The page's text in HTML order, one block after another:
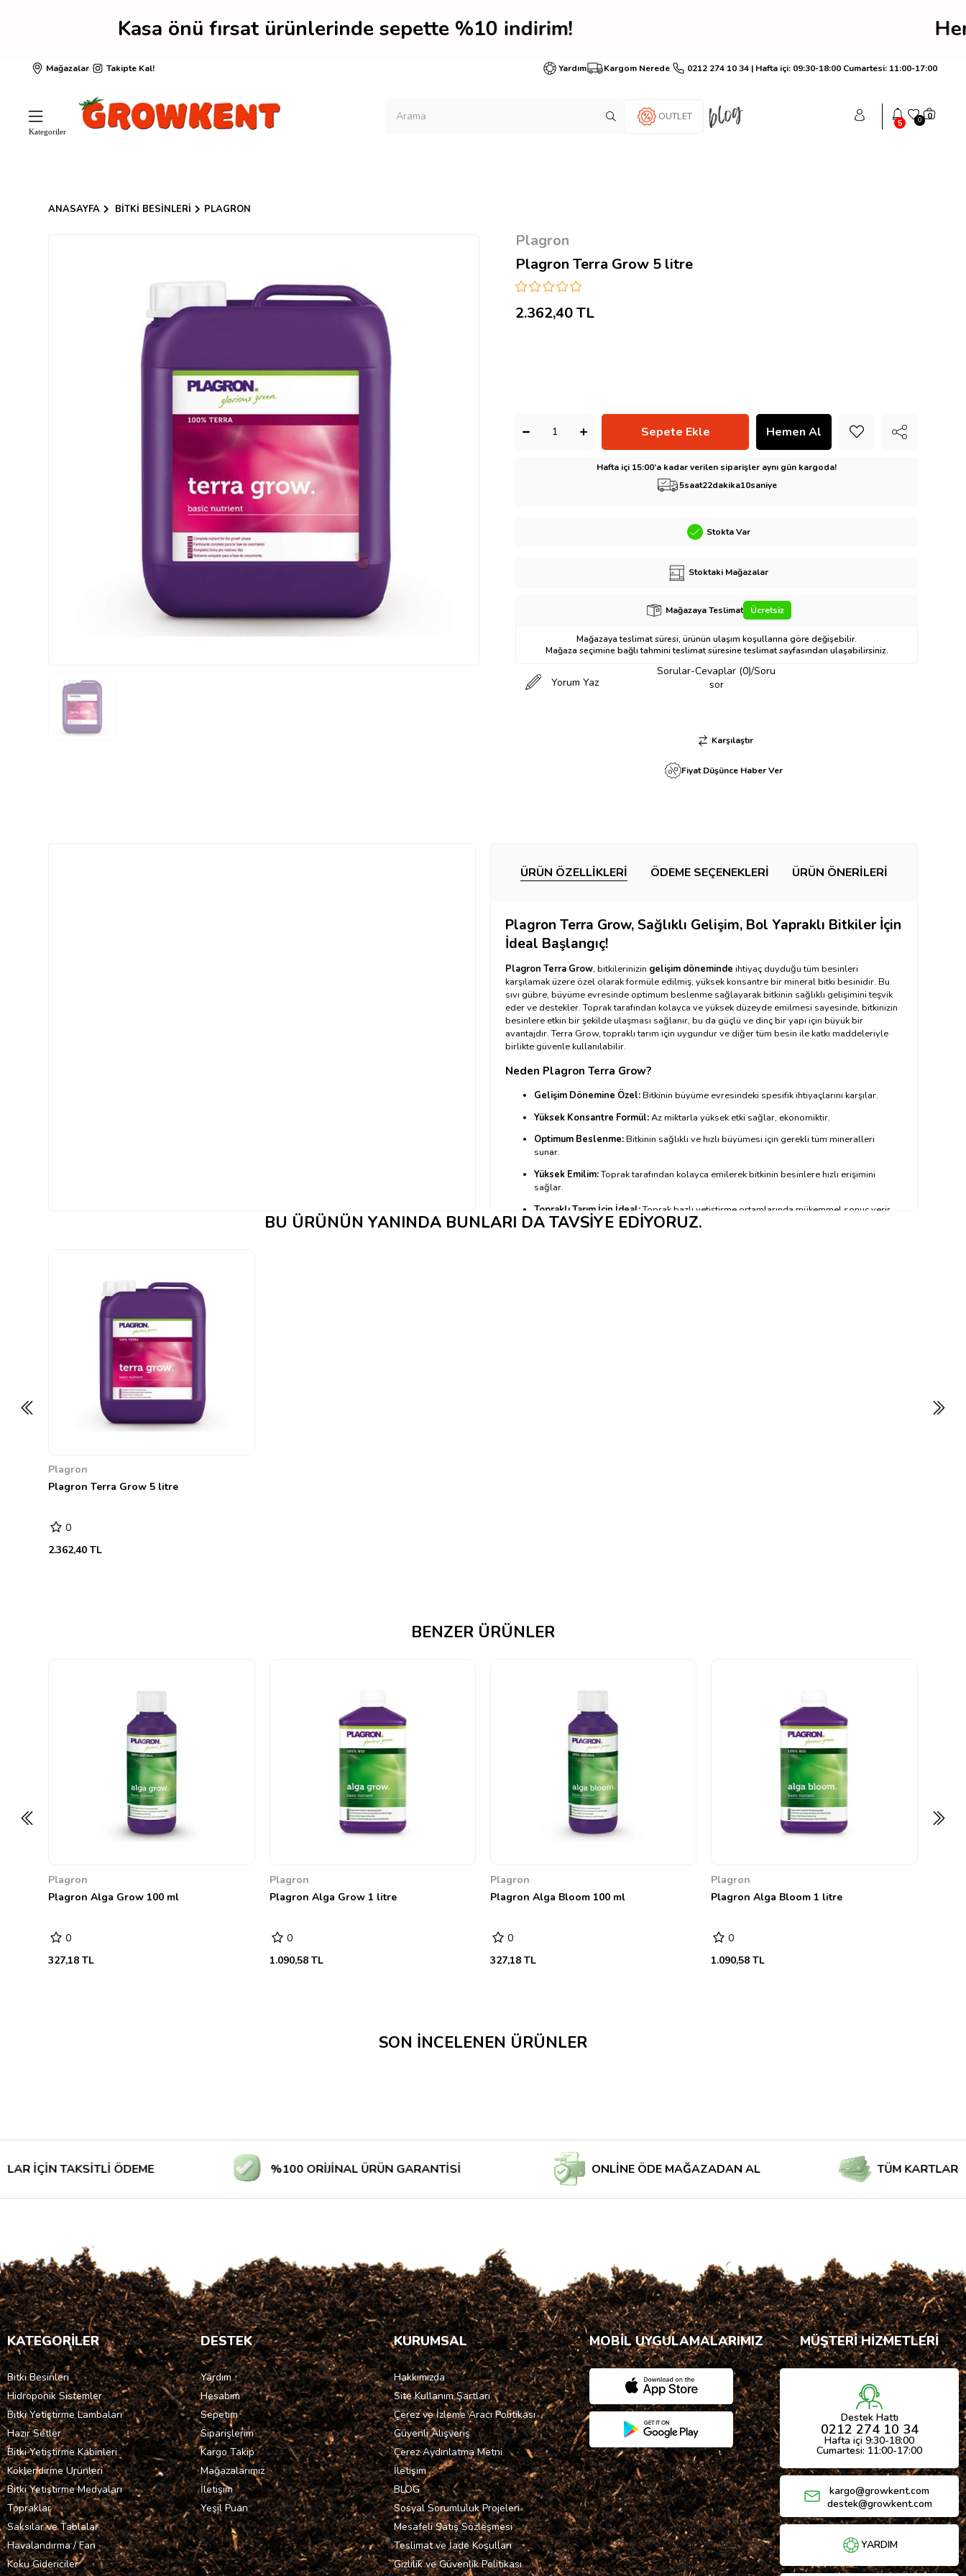
Kasa önü fırsat ürünlerinde sepette %10 indirim! Hemen üye ol anında
Mağazalar Takipte Kal! Yardım Kargom Nerede 0212 274 10 34 | Hafta içi: 09:30-18:00 Cumartesi: 11:00-17:00
OUTLET
5 0 0
ANASAYFA BITKI BESINLERI PLAGRON
Plagron
Plagron Terra Grow 5 litre
2.362,40 TL
Hafta içi 15:00’a kadar verilen siparişler aynı gün kargoda!
5saat22dakika8saniye
Stokta Var
Stoktaki Mağazalar
Mağazaya Teslimat Ücretsiz
Mağazaya teslimat süresi, ürünün ulaşım koşullarına göre değişebilir.
Mağaza seçimine bağlı tahmini teslimat süresine teslimat sayfasından ulaşabilirsiniz.
Yorum Yaz
Sorular-Cevaplar (0)/Soru
sor
Karşılaştır
Fiyat Düşünce Haber Ver
ÜRÜN ÖZELLIKLERI ÖDEME SEÇENEKLERI ÜRÜN ÖNERILERI
Plagron Terra Grow, Sağlıklı Gelişim, Bol Yapraklı Bitkiler İçin
İdeal Başlangıç!
Plagron Terra Grow, bitkilerinizin gelişim döneminde ihtiyaç duyduğu tüm besinleri
karşılamak üzere özel olarak formüle edilmiş, yüksek konsantre bir mineral bitki besinidir. Bu
sıvı gübre, büyüme evresinde optimum beslenme sağlayarak bitkinin sağlıklı gelişimini teşvik
eder ve destekler. Toprak tarafından kolayca ve yüksek düzeyde emilmesi sayesinde, bitkinizin
besinlere etkin bir şekilde ulaşması sağlanır, bu da güçlü ve dinç bir yapı için büyük bir
avantajdır. Terra Grow, topraklı tarım için uygundur ve diğer tüm besin ile katkı maddeleriyle
birlikte güvenle kullanılabilir.
Neden Plagron Terra Grow?
Gelişim Dönemine Özel:Bitkinin büyüme evresindeki spesifik ihtiyaçlarını karşılar.
Yüksek Konsantre Formül:Az miktarla yüksek etki sağlar, ekonomiktir.
Optimum Beslenme:Bitkinin sağlıklı ve hızlı büyümesi için gerekli tüm mineralleri
sunar.
Yüksek Emilim:Toprak tarafından kolayca emilerek bitkinin besinlere hızlı erişimini
sağlar.
Topraklı Tarım İçin İdeal:Toprak bazlı yetiştirme ortamlarında mükemmel sonuç verir.
Tüm Katkılarla Uyumlu:Diğer besin ve takviyelerle birlikte sorunsuz kullanılabilir.
BU ÜRÜNÜN YANINDA BUNLARI DA TAVSIYE EDIYORUZ.
Plagron
Plagron Terra Grow 5 litre
0
2.362,40 TL
BENZER ÜRÜNLER
Plagron
Plagron Alga Grow 100 ml
0
327,18 TL
Plagron
Plagron Alga Grow 1 litre
0
1.090,58 TL
Plagron
Plagron Alga Bloom 100 ml
0
327,18 TL
Plagron
Plagron Alga Bloom 1 litre
0
1.090,58 TL
785,86
SON İNCELENEN ÜRÜNLER
TAKSİTLİ ÖDEME %100 ORİJİNAL ÜRÜN GARANTİSİ ONLİNE ÖDE MAĞAZADAN AL TÜM KARTLAR İÇİN
KATEGORİLER
Bitki Besinleri
Hidroponik Sistemler
Bitki Yetiştirme Lambaları
Hazır Setler
Bitki Yetiştirme Kabinleri
Köklendirme Ürünleri
Bitki Yetiştirme Medyaları
Topraklar
Saksılar ve Tablalar
Havalandırma / Fan
Koku Gidericiler
DESTEK
Yardım
Hesabım
Sepetim
Siparişlerim
Kargo Takip
Mağazalarımız
İletişim
Yeşil Puan
KURUMSAL
Hakkımızda
Site Kullanım Şartları
Çerez ve İzleme Aracı Politikası
Güvenli Alışveriş
Çerez Aydınlatma Metni
İletişim
BLOG
Sosyal Sorumluluk Projeleri
Mesafeli Satış Sözleşmesi
Teslimat ve İade Koşulları
Gizlilik ve Güvenlik Politikası
MOBİL UYGULAMALARIMIZ MÜŞTERİ HİZMETLERİ
Destek Hattı
0212 274 10 34
Hafta içi 9:30-18:00
Cumartesi: 11:00-17:00
kargo@growkent.com
destek@growkent.com
YARDIM